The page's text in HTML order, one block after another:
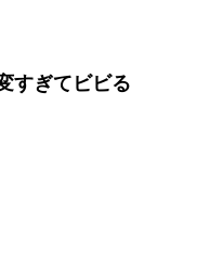
すぎてビビる